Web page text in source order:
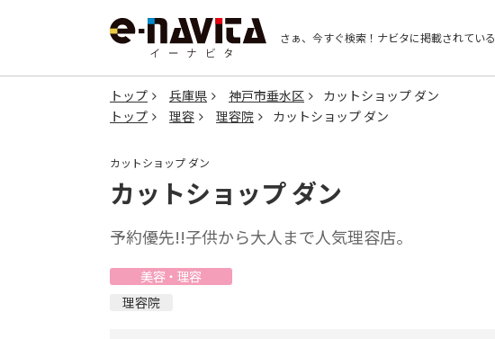
さぁ、今すぐ検索！ ナビタに掲載されている
トップ 兵庫県 神戸市垂水区
カットショップ ダン
トップ
理容 理容院 カットショップ ダン
カットショップ ダン
カットショップ ダン
予約優先!!子供から大人まで人気理容店。
美容・理容
理容院